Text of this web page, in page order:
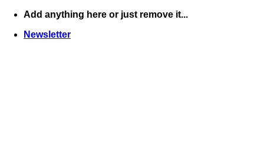
Skip
content
Add anything here or just remove it...
Newsletter